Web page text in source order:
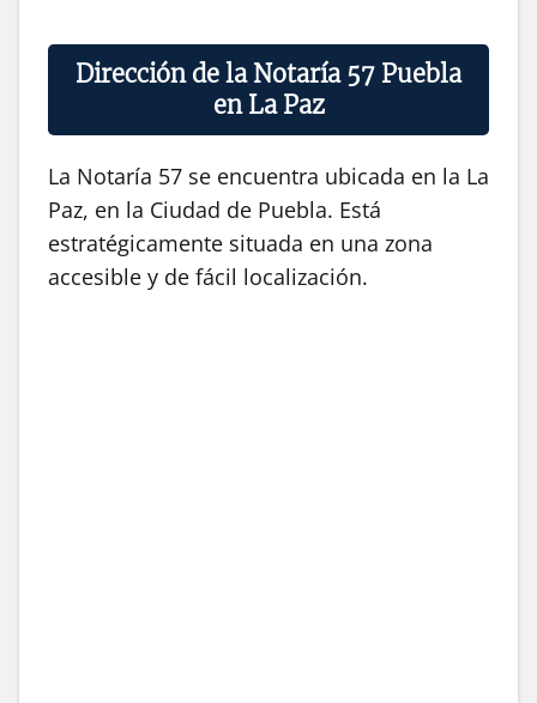
Dirección de la Notaría 57 Puebla
en La Paz
La Notaría 57 se encuentra ubicada en la La
Paz, en la Ciudad de Puebla. Está
estratégicamente situada en una zona
accesible y de fácil localización.